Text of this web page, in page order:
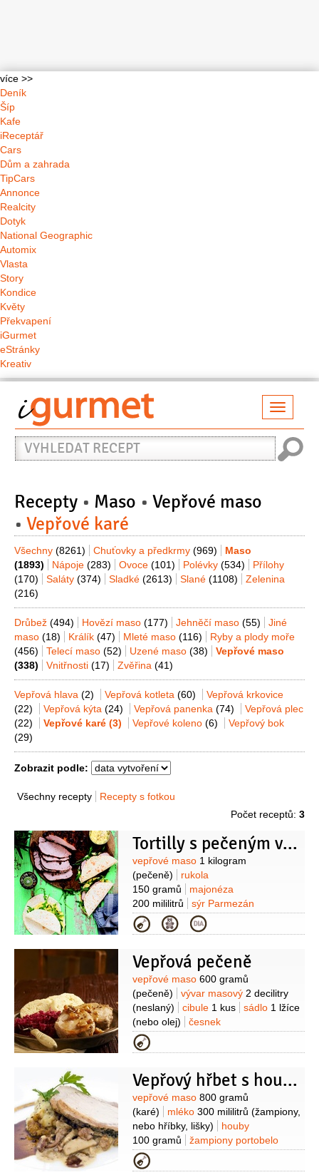
více >>
Deník
Šíp
Kafe
iReceptář
Cars
Dům a zahrada
TipCars
Annonce
Realcity
Dotyk
National Geographic
Automix
Vlasta
Story
Kondice
Květy
Překvapení
iGurmet
eStránky
Kreativ
Vyhledat
recept
Recepty Maso
Vepřové maso
Vepřové karé
Všechny (8261) Chuťovky a předkrmy (969)
Maso
(1893)
Nápoje (283) Ovoce (101) Polévky (534)
Přílohy
(170)
Saláty (374) Sladké (2613) Slané (1108)
Zelenina
(216)
Drůbež (494) Hovězí maso (177) Jehněčí maso (55)
Jiné
maso (18) Králík (47) Mleté maso (116)
Ryby a plody moře
(456)
Telecí maso (52) Uzené maso (38)
Vepřové maso
(338)
Vnitřnosti (17) Zvěřina (41)
Vepřová hlava (2) Vepřová kotleta (60)
Vepřová krkovice
(22)
Vepřová kýta (24) Vepřová panenka (74)
Vepřová plec
(22)
Vepřové karé (3) Vepřové koleno (6)
Vepřový bok
(29)
Zobrazit podle:
Všechny recepty
Recepty s fotkou
Počet receptů: 3
Tortilly s pečeným vepřovým masem
Suroviny
vepřové maso 1 kilogram
(pečeně)
rukola
150 gramů
majonéza
200 mililitrů
sýr Parmezán
50 gramů
pepř
lžička)
máslo3 lžíce
česnek
jablečný1 lžíce
Kategorie
Vepřová pečeně
Suroviny
vepřové maso 600 gramů
(pečeně)
vývar masový 2 decilitry
(neslaný)
cibule 1 kus sádlo 1 lžíce
(nebo olej)
česnek
2 stroužky
1 lžička
kmín1 lžička sůl
knedlík
zelí sterilované1 sklenice
(červené)
cibule1 kus (menší)
červené
1 decilitr sádlo 2 lžíce
(kachní nebo husí)
cukr
1 lžíce
mouka pšeničná polohrubá
1 lžíce
ocet(podle chuti) sůl
Kategorie
Vepřový hřbet s houbovým ragú
Suroviny
vepřové maso 800 gramů
(karé)
mléko 300 mililitrů (žampiony,
nebo hříbky, lišky)
houby
100 gramů
žampiony portobelo
100 gramů
50 gramů
smetana zakysaná
Kategorie